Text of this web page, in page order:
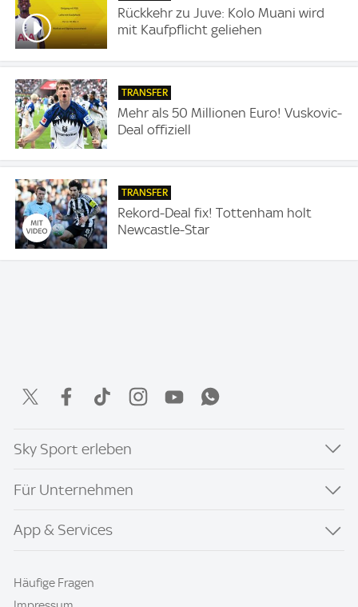
Rückkehr zu Juve: Kolo Muani wird
mit Kaufpflicht geliehen
TRANSFER
Mehr als 50 Millionen Euro! Vuskovic-
Deal offiziell
TRANSFER
Rekord-Deal fix! Tottenham holt
Newcastle-Star
Sky Sport erleben
Für Unternehmen
App & Services
Häufige Fragen